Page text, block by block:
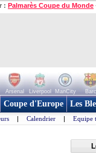
: Palmarès Coupe du Monde
Arsenal Liverpool ManCity
Coupe d'Europe Les
| Calendrier | Equipe